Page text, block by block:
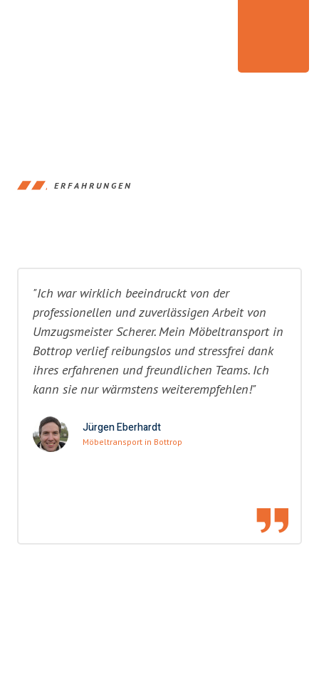
ERFAHRUNGEN
"Ich war wirklich beeindruckt von der
professionellen und zuverlässigen Arbeit von
Umzugsmeister Scherer. Mein Möbeltransport in
Bottrop verlief reibungslos und stressfrei dank
ihres erfahrenen und freundlichen Teams. Ich
kann sie nur wärmstens weiterempfehlen!"
Jürgen Eberhardt
Möbeltransport in Bottrop